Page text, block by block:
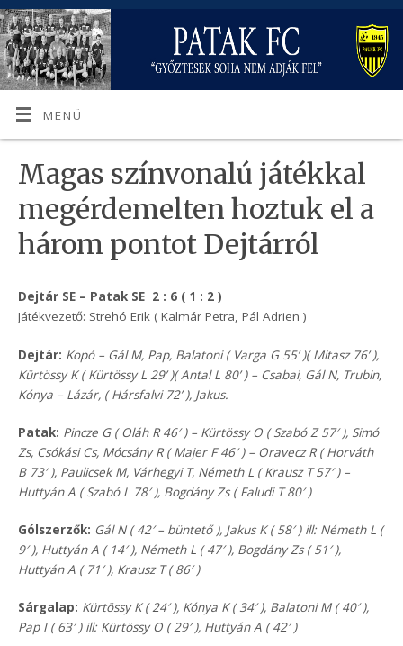
MENÜ
Magas színvonalú játékkal
megérdemelten hoztuk el a
három pontot Dejtárról
Dejtár SE – Patak SE 2 : 6 ( 1 : 2 )
Játékvezető: Strehó Erik ( Kalmár Petra, Pál Adrien )
Dejtár: Kopó – Gál M, Pap, Balatoni ( Varga G 55’ )( Mitasz 76’ ),
Kürtössy K ( Kürtössy L 29’ )( Antal L 80’ ) – Csabai, Gál N, Trubin,
Kónya – Lázár, ( Hársfalvi 72’ ), Jakus.
Patak: Pincze G ( Oláh R 46′ ) – Kürtössy O ( Szabó Z 57′ ), Simó
Zs, Csókási Cs, Mócsány R ( Majer F 46′ ) – Oravecz R ( Horváth
B 73′ ), Paulicsek M, Várhegyi T, Németh L ( Krausz T 57′ ) –
Huttyán A ( Szabó L 78′ ), Bogdány Zs ( Faludi T 80′ )
Gólszerzők: Gál N ( 42′ – büntető ), Jakus K ( 58′ ) ill: Németh L (
9′ ), Huttyán A ( 14′ ), Németh L ( 47′ ), Bogdány Zs ( 51′ ),
Huttyán A ( 71′ ), Krausz T ( 86′ )
Sárgalap: Kürtössy K ( 24′ ), Kónya K ( 34′ ), Balatoni M ( 40′ ),
Pap I ( 63′ ) ill: Kürtössy O ( 29′ ), Huttyán A ( 42′ )